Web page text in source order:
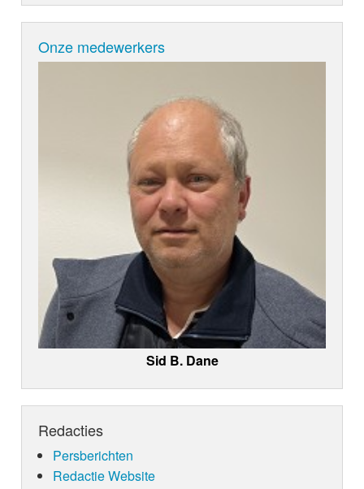
Onze medewerkers
Sid B. Dane
Redacties
Persberichten
Redactie Website